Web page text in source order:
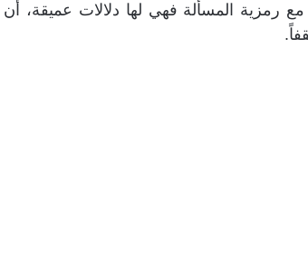
مع رمزية المسألة فهي لها دلالات عميقة،